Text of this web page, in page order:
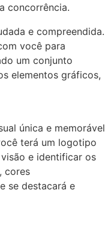
concorrência.
e compreendida.
você para
um conjunto
elementos gráficos,
única e memorável
terá um logotipo
e identificar os
cores
se destacará e